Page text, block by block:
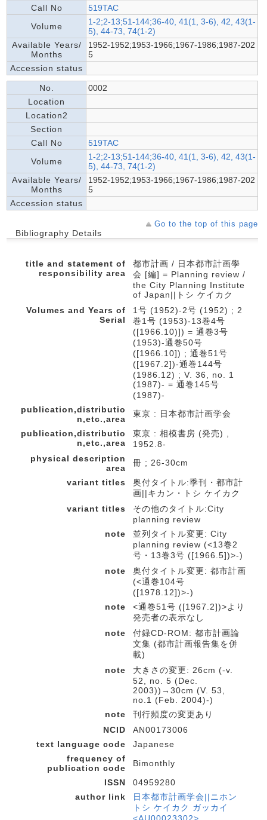
Call No
519TAC
Volume
1-2;2-13;51-144;36-40, 41(1, 3-6), 42, 43(1-
5), 44-73, 74(1-2)
Available Years/
Months
1952-1952;1953-1966;1967-1986;1987-202
5
Accession status
No.
0002
Location
Location2
Section
Call No
519TAC
Volume
1-2;2-13;51-144;36-40, 41(1, 3-6), 42, 43(1-
5), 44-73, 74(1-2)
Available Years/
Months
1952-1952;1953-1966;1967-1986;1987-202
5
Accession status
Go to the top of this page
Bibliography Details
title and statement of
responsibility area
都市計画 / 日本都市計画學
会 [編] = Planning review /
the City Planning Institute
of Japan||トシ ケイカク
Volumes and Years of
Serial
1号 (1952)-2号 (1952) ; 2
巻1号 (1953)-13巻4号
([1966.10)]) = 通巻3号
(1953)-通巻50号
([1966.10]) ; 通巻51号
([1967.2])-通巻144号
(1986.12) ; V. 36, no. 1
(1987)- = 通巻145号
(1987)-
publication,distributio
n,etc.,area
東京 : 日本都市計画学会
publication,distributio
n,etc.,area
東京 : 相模書房 (発売) ,
1952.8-
physical description
area
冊 ; 26-30cm
variant titles
奥付タイトル:季刊・都市計
画||キカン・トシ ケイカク
variant titles
その他のタイトル:City
planning review
note
並列タイトル変更: City
planning review (<13巻2
号・13巻3号 ([1966.5])>-)
note
奥付タイトル変更: 都市計画
(<通巻104号
([1978.12])>-)
note
<通巻51号 ([1967.2])>より
発売者の表示なし
note
付録CD-ROM: 都市計画論
文集 (都市計画報告集を併
載)
note
大きさの変更: 26cm (-v.
52, no. 5 (Dec.
2003))→30cm (V. 53,
no.1 (Feb. 2004)-)
note
刊行頻度の変更あり
NCID
AN00173006
text language code
Japanese
frequency of
publication code
Bimonthly
ISSN
04959280
author link
日本都市計画学会||ニホン
トシ ケイカク ガッカイ